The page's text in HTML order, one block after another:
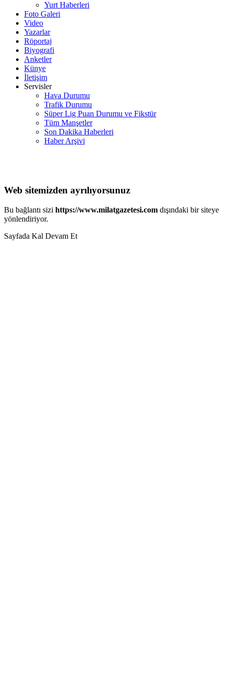
Yurt Haberleri
Foto Galeri
Video
Yazarlar
Röportaj
Biyografi
Anketler
Künye
İletişim
Servisler
Hava Durumu
Trafik Durumu
Süper Lig Puan Durumu ve Fikstür
Tüm Manşetler
Son Dakika Haberleri
Haber Arşivi
Web sitemizden ayrılıyorsunuz
Bu bağlantı sizi https://www.milatgazetesi.com dışındaki bir siteye
yönlendiriyor.
Sayfada Kal Devam Et